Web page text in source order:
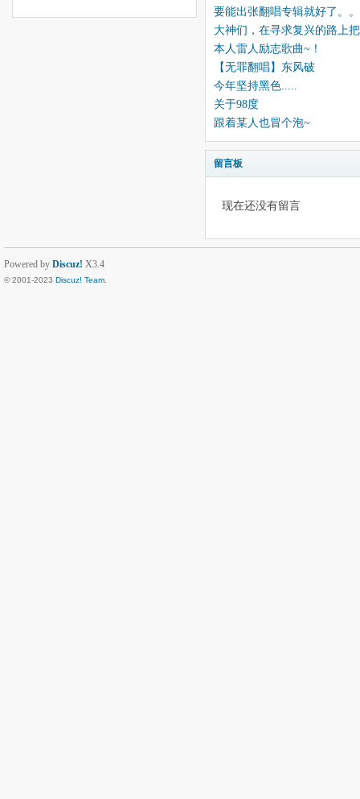
要能出张翻唱专辑就好了。
大神们，在寻求复兴的路上
本人雷人励志歌曲~！
【无罪翻唱】东风破
今年坚持黑色.....
关于98度
跟着某人也冒个泡~
留言板
现在还没有留言
Powered by Discuz! X3.4
© 2001-2023 Discuz! Team